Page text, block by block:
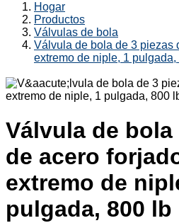
Hogar
Productos
Válvulas de bola
Válvula de bola de 3 piezas
extremo de niple, 1 pulgada,
Válvula de bola
de acero
extremo de
pulgada, 800 lb